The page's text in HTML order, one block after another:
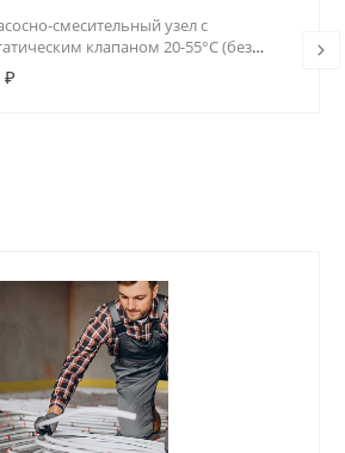
смесительный узел с
клапаном 20-55°C (без
₽